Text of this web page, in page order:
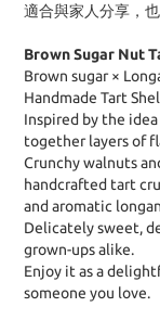
適合與家人分享，
Brown Sugar Nut
Brown sugar ×
Handmade Tart
Inspired by the
together layers of
Crunchy walnuts
handcrafted tart
and aromatic
Delicately sweet,
grown-ups alike.
Enjoy it as a
someone you love.